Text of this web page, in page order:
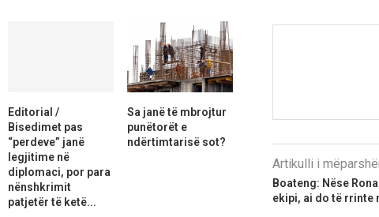
Artikulli i
Boateng: Nëse
ekipi, ai do të rrinte
Editorial /
Bisedimet pas
“perdeve” janë
legjitime në
diplomaci, por para
nënshkrimit
patjetër të ketë...
Sa janë të mbrojtur
punëtorët e
ndërtimtarisë sot?